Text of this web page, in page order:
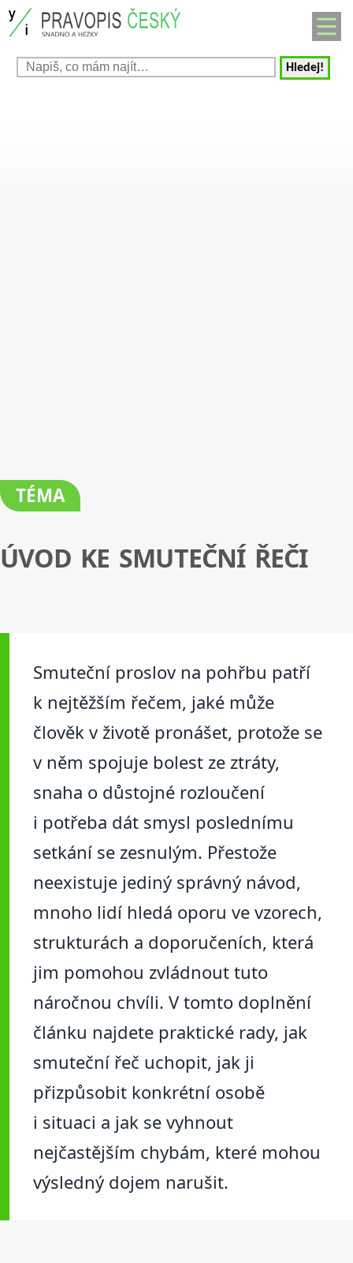
Hledej!
TÉMA
ÚVOD KE SMUTEČNÍ ŘEČI
Smuteční proslov na pohřbu patří
k nejtěžším řečem, jaké může
člověk v životě pronášet, protože se
v něm spojuje bolest ze ztráty,
snaha o důstojné rozloučení
i potřeba dát smysl poslednímu
setkání se zesnulým. Přestože
neexistuje jediný správný návod,
mnoho lidí hledá oporu ve vzorech,
strukturách a doporučeních, která
jim pomohou zvládnout tuto
náročnou chvíli. V tomto doplnění
článku najdete praktické rady, jak
smuteční řeč uchopit, jak ji
přizpůsobit konkrétní osobě
i situaci a jak se vyhnout
nejčastějším chybám, které mohou
výsledný dojem narušit.